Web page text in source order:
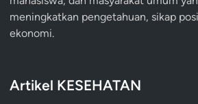
meningkatkan pengetahuan, sikap
ekonomi.
Artikel KESEHATAN